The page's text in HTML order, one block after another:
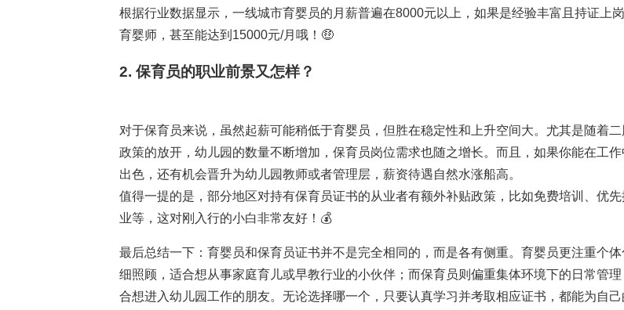
根据行业数据显示，一线城市育婴员的月薪普遍在8000元以上，如果是经验丰富且持证上
育婴师，甚至能达到15000元/月哦！🤑
2. 保育员的职业前景又怎样？
对于保育员来说，虽然起薪可能稍低于育婴员，但胜在稳定性和上升空间大。尤其是随着
政策的放开，幼儿园的数量不断增加，保育员岗位需求也随之增长。而且，如果你能在工
出色，还有机会晋升为幼儿园教师或者管理层，薪资待遇自然水涨船高。
值得一提的是，部分地区对持有保育员证书的从业者有额外补贴政策，比如免费培训、优
业等，这对刚入行的小白非常友好！💰
最后总结一下：育婴员和保育员证书并不是完全相同的，而是各有侧重。育婴员更注重个
细照顾，适合想从事家庭育儿或早教行业的小伙伴；而保育员则偏重集体环境下的日常管
合想进入幼儿园工作的朋友。无论选择哪一个，只要认真学习并考取相应证书，都能为自己